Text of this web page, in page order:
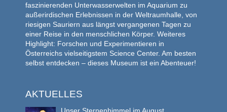
faszinierenden Unterwasserwelten im Aquarium zu
außerirdischen Erlebnissen in der Weltraumhalle, von
riesigen Sauriern aus längst vergangenen Tagen zu
einer Reise in den menschlichen Körper. Weiteres
Highlight: Forschen und Experimentieren in
Österreichs vielseitigstem Science Center. Am besten
selbst entdecken – dieses Museum ist ein Abenteuer!
AKTUELLES